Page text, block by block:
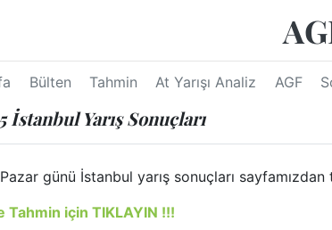
Bülten Tahmin At Yarışı Analiz AGF
İstanbul Yarış Sonuçları
günü İstanbul yarış sonuçları
Tahmin için TIKLAYIN !!!